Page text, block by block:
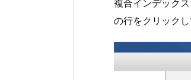
複合インデック
の行をクリック